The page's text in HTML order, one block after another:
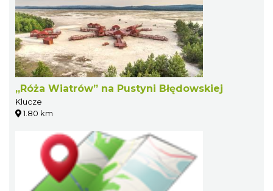
„Róża Wiatrów” na Pustyni Błędowskiej
Klucze
1.80 km